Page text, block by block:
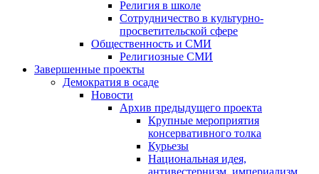
Религия в школе
Сотрудничество в культурно-
просветительской сфере
Общественность и СМИ
Религиозные СМИ
Завершенные проекты
Демократия в осаде
Новости
Архив предыдущего проекта
Крупные мероприятия
консервативного толка
Курьезы
Национальная идея,
антивестернизм, империализм